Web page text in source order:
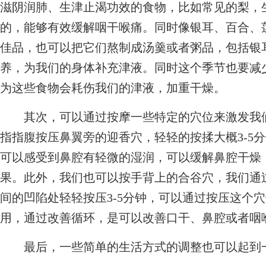
滋阴润肺、生津止渴功效的食物，比如常见的梨
的，能够有效缓解咽干喉痛。同时像银耳、百合
佳品，也可以把它们熬制成汤羹或者粥品，包括
养，为我们的身体补充津液。同时这个季节也要
为这些食物会耗伤我们的津液，加重干燥。
其次，可以通过按摩一些特定的穴位来激发我
指指腹按压鼻翼旁的迎香穴，轻轻的按揉大概3-5
可以感受到鼻腔有轻微的湿润，可以缓解鼻腔干
果。此外，我们也可以按手背上的合谷穴，我们
间的凹陷处轻轻按压3-5分钟，可以通过按压这个
用，通过改善循环，是可以改善口干、鼻腔或者咽
最后，一些简单的生活方式的调整也可以起到